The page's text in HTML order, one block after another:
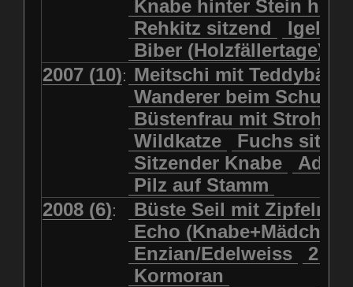
Sitzender Knabe Tengeler
Wanderer
Wanderer beim Schuhbinden
Wegweiser Wilde Hilde
Wildhüter Wurzelkind
Steinbock
Steinbock Steinmarder
Uhu Uhu mit Jungen
Waschbär Wildkatze
Wolf Ziegenkopf
Knabe hinter Stein
Rehkitz sitzend
Igel
Biber (Holzfällertage)
2007 (10): Meitschi mit Teddybär
Wanderer beim
Büstenfrau mit Strohut
Wildkatze
Fuchs
Sitzender Knabe
Adler
Pilz auf Stamm
2008 (6):
Büste Seil mit
Echo
Enzian/Edelweiss
2
Kormoran